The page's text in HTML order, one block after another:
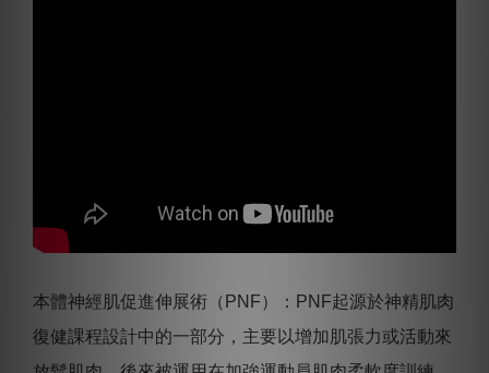
本體神經肌促進伸展術（PNF）：PNF起源於神精肌肉
復健課程設計中的一部分，主要以增加肌張力或活動來